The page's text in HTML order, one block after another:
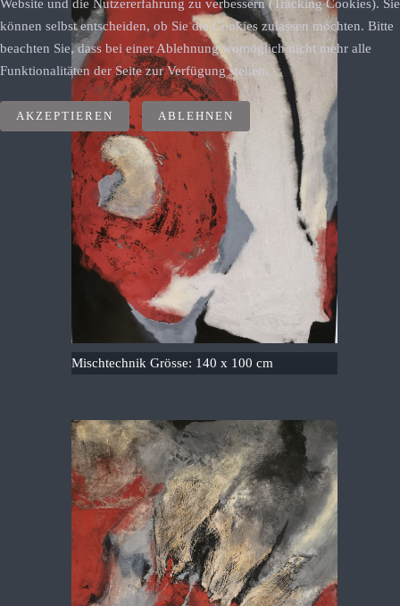
Mischtechnik Grösse: 140 x 100 cm
Website und die Nutzererfahrung zu verbessern (Tracking Cookies). Sie
können selbst entscheiden, ob Sie die Cookies zulassen möchten. Bitte
beachten Sie, dass bei einer Ablehnung womöglich nicht mehr alle
Funktionalitäten der Seite zur Verfügung stehen.
AKZEPTIEREN ABLEHNEN